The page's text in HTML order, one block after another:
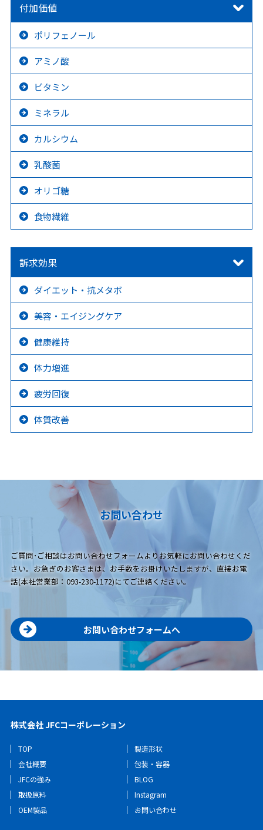
付加価値
ポリフェノール
アミノ酸
ビタミン
ミネラル
カルシウム
乳酸菌
オリゴ糖
食物繊維
訴求効果
ダイエット・抗メタボ
美容・エイジングケア
健康維持
体力増進
疲労回復
体質改善
お問い合わせ
ご質問･ご相談はお問い合わせフォームよりお気軽にお問い合わせくだ
さい。お急ぎのお客さまは、お手数をお掛けいたしますが、直接お電
話(本社営業部：093-230-1172)にてご連絡ください。
お問い合わせフォームへ
株式会社 JFCコーポレーション
TOP
会社概要
JFCの強み
取扱原料
OEM製品
製造形状
包装・容器
BLOG
Instagram
お問い合わせ